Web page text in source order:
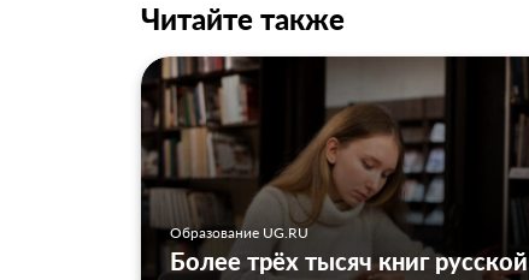
Читайте также
Образование UG.RU
Более трёх тысяч книг русской